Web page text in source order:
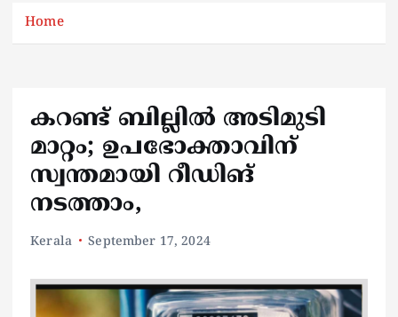
Home
കറണ്ട് ബില്ലിൽ അടിമുടി
മാറ്റം; ഉപഭോക്താവിന്
സ്വന്തമായി റീഡിങ്
നടത്താം,
Kerala September 17, 2024